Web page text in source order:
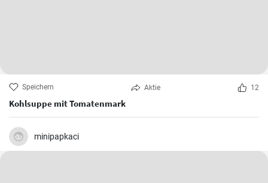
Speichern Aktie 12
Kohlsuppe mit Tomatenmark
minipapkaci